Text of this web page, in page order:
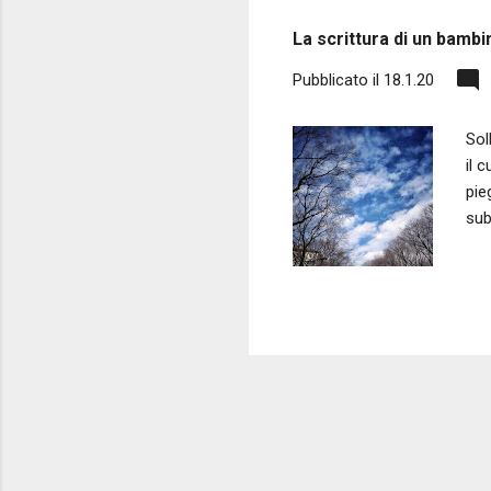
La scrittura di un
Pubblicato il 18.1.20
il